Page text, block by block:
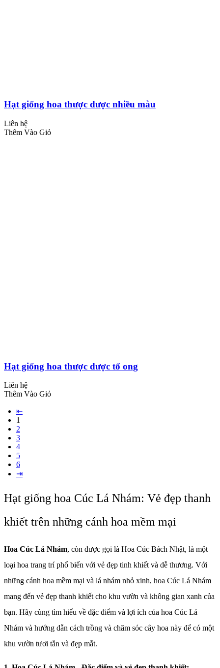
Hạt giống hoa thược dược nhiều màu
Liên hệ
Thêm Vào Giỏ
Hạt giống hoa thược dược tổ ong
Liên hệ
Thêm Vào Giỏ
⇤
1
2
3
4
5
6
⇥
Hạt giống hoa Cúc Lá Nhám: Vẻ đẹp thanh
khiết trên những cánh hoa mềm mại
Hoa Cúc Lá Nhám, còn được gọi là Hoa Cúc Bách Nhật, là một
loại hoa trang trí phổ biến với vẻ đẹp tinh khiết và dễ thương. Với
những cánh hoa mềm mại và lá nhám nhỏ xinh, hoa Cúc Lá Nhám
mang đến vẻ đẹp thanh khiết cho khu vườn và không gian xanh của
bạn. Hãy cùng tìm hiểu về đặc điểm và lợi ích của hoa Cúc Lá
Nhám và hướng dẫn cách trồng và chăm sóc cây hoa này để có một
khu vườn tươi tắn và đẹp mắt.